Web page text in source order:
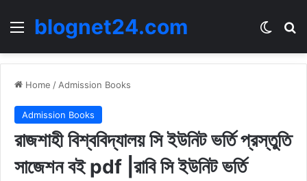
Menublognet24.com
Home / Admission Books
Admission Books
রাজশাহী বিশ্ববিদ্যালয় সি ইউনিট ভর্তি প্রস্তুতি
সাজেশন বই pdf |রাবি সি ইউনিট ভর্তি